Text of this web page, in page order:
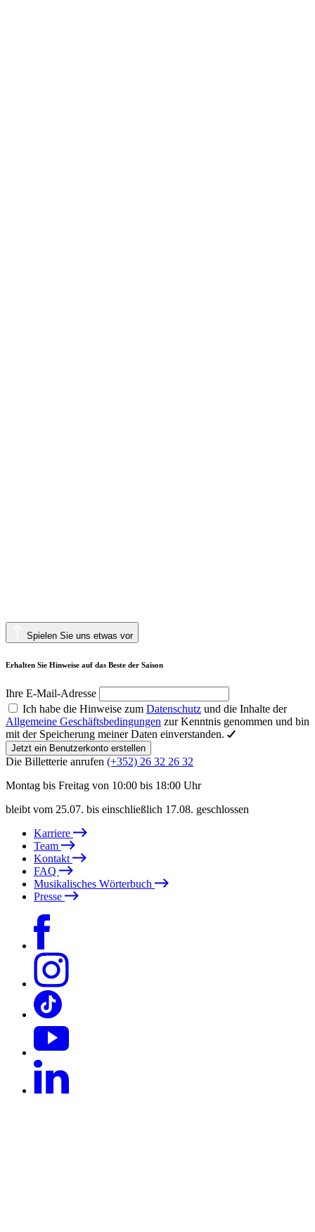
Spielen Sie uns etwas vor
Erhalten Sie Hinweise auf das Beste der Saison
Ihre E-Mail-Adresse
Ich habe die Hinweise zum Datenschutz und die Inhalte der
Allgemeine Geschäftsbedingungen zur Kenntnis genommen und bin
mit der Speicherung meiner Daten einverstanden.
Jetzt ein Benutzerkonto erstellen
Die Billetterie anrufen (+352) 26 32 26 32
Montag bis Freitag von 10:00 bis 18:00 Uhr
bleibt vom 25.07. bis einschließlich 17.08. geschlossen
Karriere
Team
Kontakt
FAQ
Musikalisches Wörterbuch
Presse